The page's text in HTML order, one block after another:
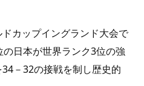
カップイングランド大会で
日本が世界ランク3位の強
－32の接戦を制し歴史的